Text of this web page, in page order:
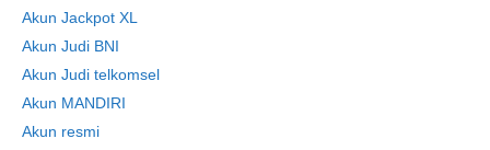
Akun Jackpot XL
Akun Judi BNI
Akun Judi telkomsel
Akun MANDIRI
Akun resmi